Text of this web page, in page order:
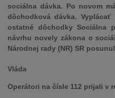
sociálna dávka. Po novom
dôchodková dávka.
ostatné dôchodky Sociálna
návrhu novely zákona o
Národnej rady (NR) SR
Vláda
Operátori na čísle 112 prijali v